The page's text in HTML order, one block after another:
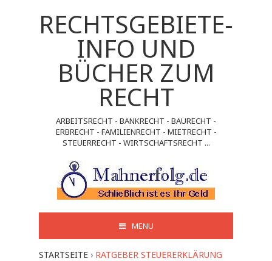
RECHTSGEBIETE-
INFO UND
BÜCHER ZUM
RECHT
ARBEITSRECHT - BANKRECHT - BAURECHT -
ERBRECHT - FAMILIENRECHT - MIETRECHT -
STEUERRECHT - WIRTSCHAFTSRECHT ...
MENU
STARTSEITE › RATGEBER STEUERERKLÄRUNG